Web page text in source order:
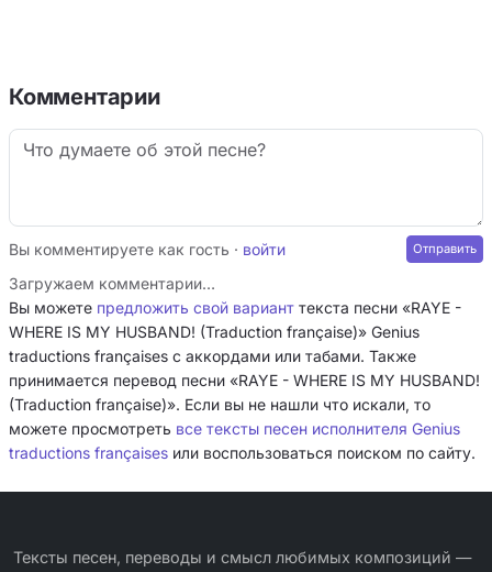
Комментарии
Вы комментируете как гость · войти
Загружаем комментарии…
Вы можете предложить свой вариант текста песни «RAYE -
WHERE IS MY HUSBAND! (Traduction française)» Genius
traductions françaises с аккордами или табами. Также
принимается перевод песни «RAYE - WHERE IS MY HUSBAND!
(Traduction française)». Если вы не нашли что искали, то
можете просмотреть все тексты песен исполнителя Genius
traductions françaises или воспользоваться поиском по сайту.
Тексты песен, переводы и смысл любимых композиций —